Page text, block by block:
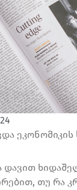
თუ რა